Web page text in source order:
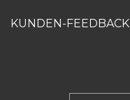
KUNDEN-FEEDBACK